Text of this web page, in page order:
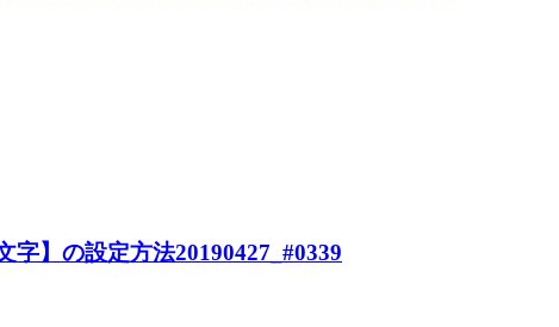
】の設定方法20190427_#0339